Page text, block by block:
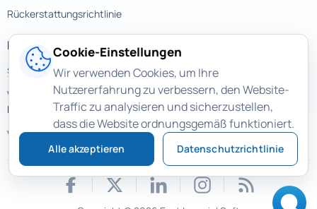
Rückerstattungsrichtlinie
Kontakte
support@magicuneraser.com
Velyka Vasylkivska street, 77a
Kyiv, Ukraine
Weitere Kontakte >
Cookie-Einstellungen
Wir verwenden Cookies, um Ihre
Nutzererfahrung zu verbessern, den Website-
Traffic zu analysieren und sicherzustellen,
dass die Website ordnungsgemäß funktioniert.
Alle akzeptieren Datenschutzrichtlinie